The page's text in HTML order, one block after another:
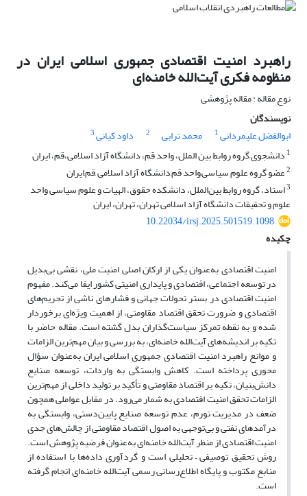
راهبرد امنیت اقتصادی جمهوری اسلامی ایران در
منظومه فکری آیت‌الله خامنه‌ای
نوع مقاله : مقاله پژوهشی
نویسندگان
ابوالفضل علیمردانی1 محمد ترابی 2 داود کیانی3
1 دانشجوی گروه روابط بین الملل، واحد قم، دانشگاه آزاد اسلامی،قم، ایران
2عضو گروه علوم سیاسی,واحد قم,دانشگاه آزاد اسلامی ,قم,ایران
3استاد، گروه روابط بین‌الملل، دانشکده حقوق، الهیات و علوم سیاسی واحد
علوم و تحقیقات دانشگاه آزاد اسلامی تهران، تهران، ایران
10.22034/irsj.2025.501519.1098
چکیده
امنیت اقتصادی به‌عنوان یکی از ارکان اصلی امنیت ملی، نقشی بی‌بدیل
در توسعه اجتماعی، اقتصادی و پایداری امنیتی کشور ایفا می‌کند. مفهوم
امنیت اقتصادی در بستر تحولات جهانی و فشارهای ناشی از تحریم‌های
اقتصادی و ضرورت تحقق اقتصاد مقاومتی، از اهمیت ویژه‌ای برخوردار
شده و به نقطه تمرکز سیاست‌گذاران بدل گشته است. مقاله حاضر با
تکیه بر اندیشه‌های آیت‌الله خامنه‌ای، به بررسی و بیان مهم‌ترین الزامات
و موانع راهبرد امنیت اقتصادی جمهوری اسلامی ایران به‌عنوان سؤال
محوری پرداخته است. کاهش وابستگی به واردات، توسعه صنایع
دانش‌بنیان، تکیه بر اقتصاد مقاومتی و تأکید بر تولید داخلی از مهم‌ترین
الزامات تحقق امنیت اقتصادی به شمار می‌رود. در مقابل عواملی همچون
ضعف در مدیریت تورم، عدم توسعه صنایع پایین‌دستی، وابستگی به
درآمدهای نفتی و بی‌توجهی به اصول اقتصاد مقاومتی از چالش‌های جدی
امنیت اقتصادی از منظر آیت‌الله خامنه‌ای به‌عنوان فرضیه پژوهش است.
روش تحقیق توصیفی–تحلیلی است و گردآوری داده‌ها با استفاده از
منابع مکتوب و پایگاه اطلاع‌رسانی رسمی آیت‌الله خامنه‌ای انجام گرفته
است.